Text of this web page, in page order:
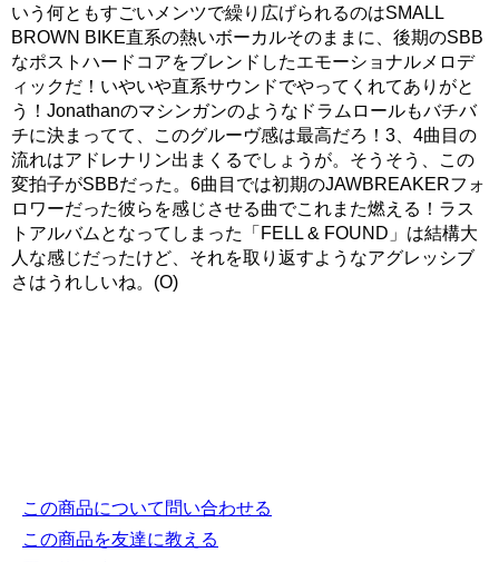
いう何ともすごいメンツで繰り広げられるのはSMALL
BROWN BIKE直系の熱いボーカルそのままに、後期のSBB
なポストハードコアをブレンドしたエモーショナルメロデ
ィックだ！いやいや直系サウンドでやってくれてありがと
う！Jonathanのマシンガンのようなドラムロールもバチバ
チに決まってて、このグルーヴ感は最高だろ！3、4曲目の
流れはアドレナリン出まくるでしょうが。そうそう、この
変拍子がSBBだった。6曲目では初期のJAWBREAKERフォ
ロワーだった彼らを感じさせる曲でこれまた燃える！ラス
トアルバムとなってしまった「FELL & FOUND」は結構大
人な感じだったけど、それを取り返すようなアグレッシブ
さはうれしいね。(O)
この商品について問い合わせる
この商品を友達に教える